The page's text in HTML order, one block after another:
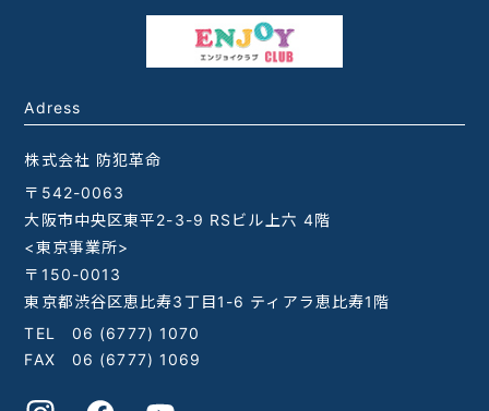
Adress
株式会社 防犯革命
〒542-0063
大阪市中央区東平2-3-9 RSビル上六 4階
<東京事業所>
〒150-0013
東京都渋谷区恵比寿3丁目1-6 ティアラ恵比寿1階
TEL 06 (6777) 1070
FAX 06 (6777) 1069